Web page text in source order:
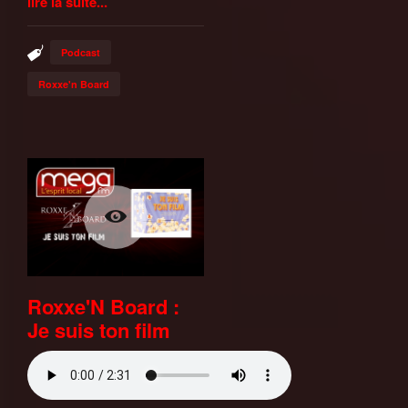
Podcast
Roxxe'n Board
Roxxe'N Board :
Je suis ton film